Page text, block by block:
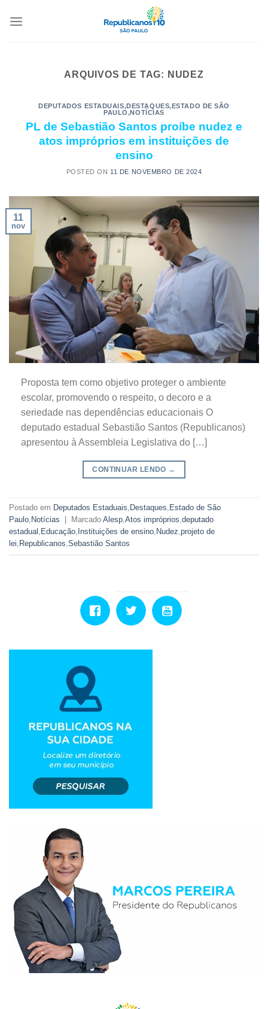
ARQUIVOS DE TAG: NUDEZ
DEPUTADOS ESTADUAIS,DESTAQUES,ESTADO DE SÃO
PAULO,NOTÍCIAS
PL de Sebastião Santos proíbe nudez e
atos impróprios em instituições de
ensino
POSTED ON 11 DE NOVEMBRO DE 2024
11
nov
Proposta tem como objetivo proteger o ambiente
escolar, promovendo o respeito, o decoro e a
seriedade nas dependências educacionais O
deputado estadual Sebastião Santos (Republicanos)
apresentou à Assembleia Legislativa do […]
CONTINUAR LENDO →
Postado em Deputados Estaduais, Destaques, Estado de São
Paulo, Notícias Marcado Alesp,Atos impróprios,deputado
estadual , Educação, Instituições de ensino, Nudez,projeto de
lei, Republicanos,Sebastião Santos